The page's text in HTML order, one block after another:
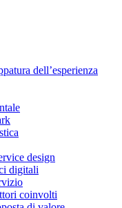
dell’esperienza
design
digitali
coinvolti